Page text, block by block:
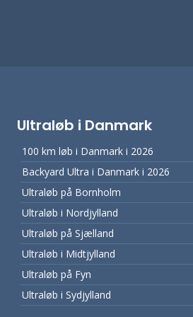
Ultraløb i Danmark
100 km løb i Danmark i 2026
Backyard Ultra i Danmark i 2026
Ultraløb på Bornholm
Ultraløb i Nordjylland
Ultraløb på Sjælland
Ultraløb i Midtjylland
Ultraløb på Fyn
Ultraløb i Sydjylland